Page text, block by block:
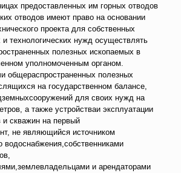
предоставленных им горных отводов
отводов имеют право на основании
проекта для собственных
и технологических нужд осуществлять
полезных ископаемых в
уполномоченным органом.
общераспространенных полезных
на государственном балансе,
для своих нужд на
а также устройстваи эксплуатации
скважин на первый
не являющийся источником
водоснабжения,собственниками
и арендаторами